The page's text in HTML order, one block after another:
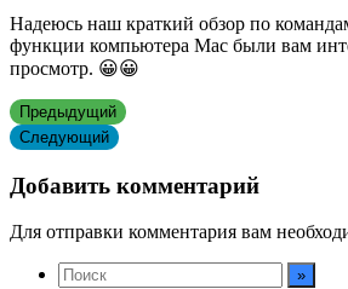
Надеюсь наш краткий обзор по
функции компьютера Мас были вам
просмотр. 😀😀
Предыдущий
Следующий
Добавить комментарий
Для отправки комментария вам